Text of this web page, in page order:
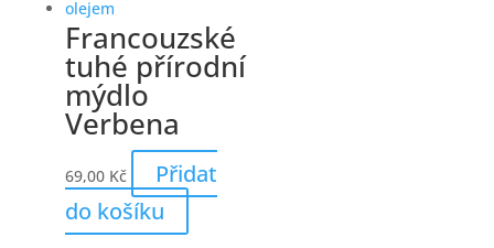
Francouzské
tuhé přírodní
mýdlo
Verbena
69,00 Kč
Přidat
do košíku